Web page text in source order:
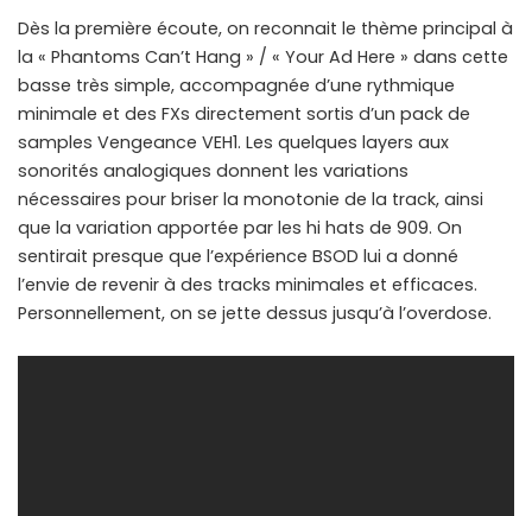
Dès la première écoute, on reconnait le thème principal à
la « Phantoms Can’t Hang » / « Your Ad Here » dans cette
basse très simple, accompagnée d’une rythmique
minimale et des FXs directement sortis d’un pack de
samples Vengeance VEH1. Les quelques layers aux
sonorités analogiques donnent les variations
nécessaires pour briser la monotonie de la track, ainsi
que la variation apportée par les hi hats de 909. On
sentirait presque que l’expérience BSOD lui a donné
l’envie de revenir à des tracks minimales et efficaces.
Personnellement, on se jette dessus jusqu’à l’overdose.